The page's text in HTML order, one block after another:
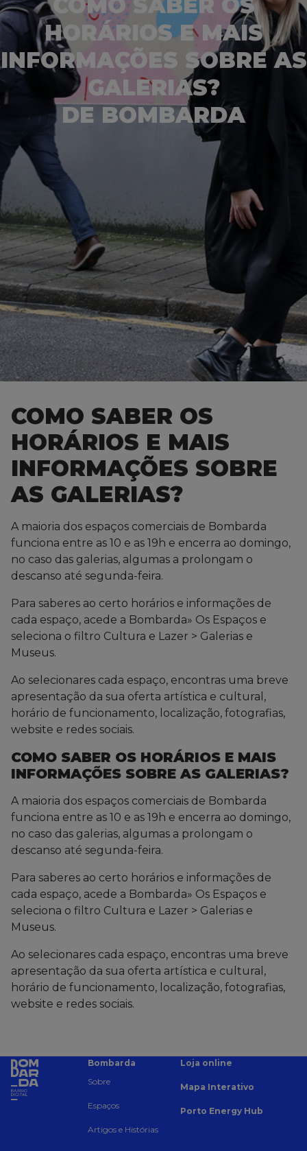
HORÁRIOS E MAIS
INFORMAÇÕES SOBRE AS
GALERIAS?
DE BOMBARDA
COMO SABER OS
HORÁRIOS E MAIS
INFORMAÇÕES SOBRE
AS GALERIAS?
A maioria dos espaços comerciais de Bombarda
funciona entre as 10 e as 19h e encerra ao domingo,
no caso das galerias, algumas a prolongam o
descanso até segunda-feira.
Para saberes ao certo horários e informações de
cada espaço, acede a Bombarda» Os Espaços e
seleciona o filtro Cultura e Lazer > Galerias e
Museus.
Ao selecionares cada espaço, encontras uma breve
apresentação da sua oferta artística e cultural,
horário de funcionamento, localização, fotografias,
website e redes sociais.
COMO SABER OS HORÁRIOS E MAIS
INFORMAÇÕES SOBRE AS GALERIAS?
A maioria dos espaços comerciais de Bombarda
funciona entre as 10 e as 19h e encerra ao domingo,
no caso das galerias, algumas a prolongam o
descanso até segunda-feira.
Para saberes ao certo horários e informações de
cada espaço, acede a Bombarda» Os Espaços e
seleciona o filtro Cultura e Lazer > Galerias e
Museus.
Ao selecionares cada espaço, encontras uma breve
apresentação da sua oferta artística e cultural,
horário de funcionamento, localização, fotografias,
website e redes sociais.
Bombarda
Sobre
Espaços
Artigos e Histórias
Loja online
Mapa Interativo
Porto Energy Hub